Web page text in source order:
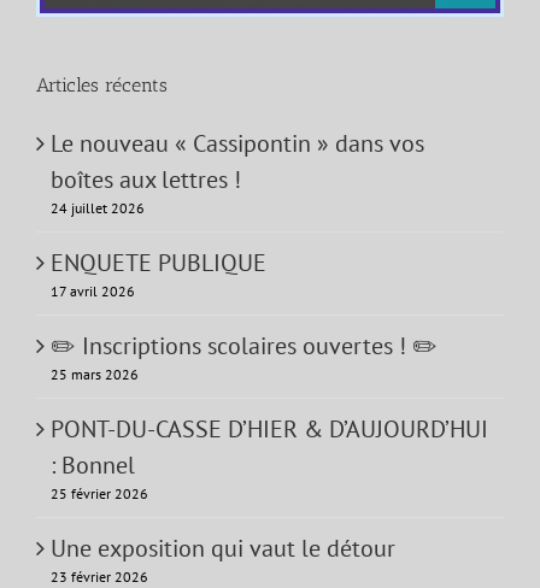
Articles récents
Le nouveau « Cassipontin » dans vos
boîtes aux lettres !
24 juillet 2026
ENQUETE PUBLIQUE
17 avril 2026
✏️ Inscriptions scolaires ouvertes ! ✏️
25 mars 2026
PONT-DU-CASSE D’HIER & D’AUJOURD’HUI
: Bonnel
25 février 2026
Une exposition qui vaut le détour
23 février 2026